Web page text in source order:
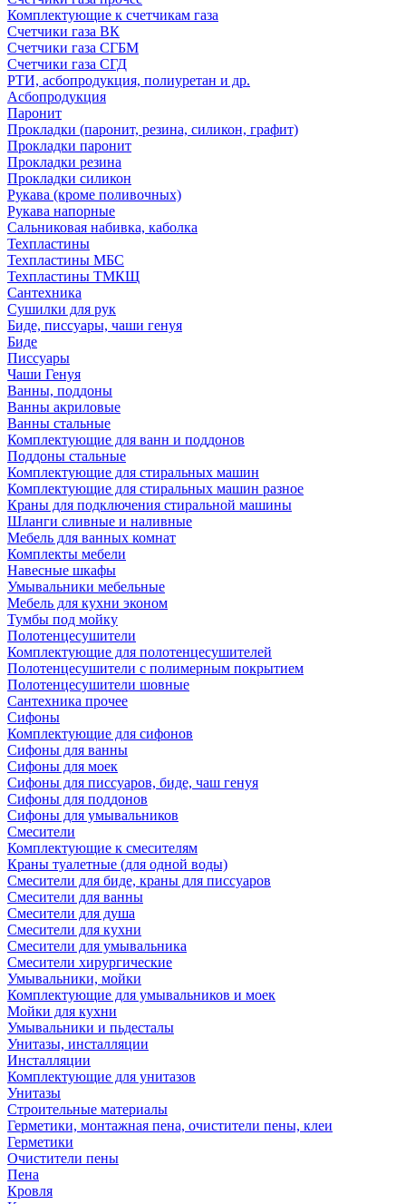
Комплектующие к счетчикам газа
Счетчики газа ВК
Счетчики газа СГБМ
Счетчики газа СГД
РТИ, асбопродукция, полиуретан и др.
Асбопродукция
Паронит
Прокладки (паронит, резина, силикон, графит)
Прокладки паронит
Прокладки резина
Прокладки силикон
Рукава (кроме поливочных)
Рукава напорные
Сальниковая набивка, каболка
Техпластины
Техпластины МБС
Техпластины ТМКЩ
Сантехника
Сушилки для рук
Биде, писсуары, чаши генуя
Биде
Писсуары
Чаши Генуя
Ванны, поддоны
Ванны акриловые
Ванны стальные
Комплектующие для ванн и поддонов
Поддоны стальные
Комплектующие для стиральных машин
Комплектующие для стиральных машин разное
Краны для подключения стиральной машины
Шланги сливные и наливные
Мебель для ванных комнат
Комплекты мебели
Навесные шкафы
Умывальники мебельные
Мебель для кухни эконом
Тумбы под мойку
Полотенцесушители
Комплектующие для полотенцесушителей
Полотенцесушители с полимерным покрытием
Полотенцесушители шовные
Сантехника прочее
Сифоны
Комплектующие для сифонов
Сифоны для ванны
Сифоны для моек
Сифоны для писсуаров, биде, чаш генуя
Сифоны для поддонов
Сифоны для умывальников
Смесители
Комплектующие к смесителям
Краны туалетные (для одной воды)
Смесители для биде, краны для писсуаров
Смесители для ванны
Смесители для душа
Смесители для кухни
Смесители для умывальника
Смесители хирургические
Умывальники, мойки
Комплектующие для умывальников и моек
Мойки для кухни
Умывальники и пьдесталы
Унитазы, инсталляции
Инсталляции
Комплектующие для унитазов
Унитазы
Строительные материалы
Герметики, монтажная пена, очистители пены, клеи
Герметики
Очистители пены
Пена
Кровля